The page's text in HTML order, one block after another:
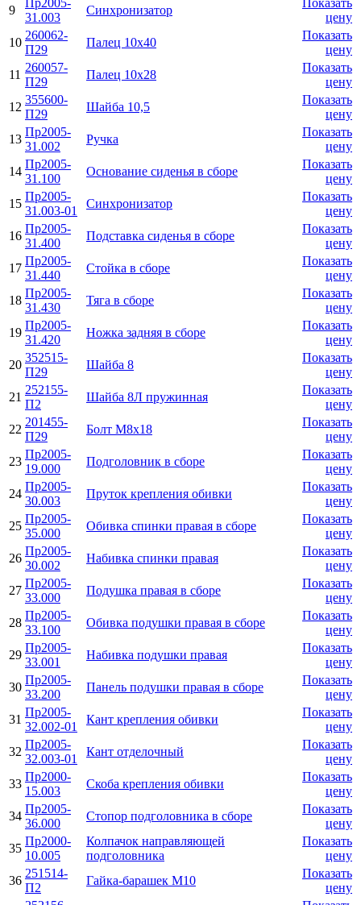
9
31.003
Синхронизатор
цену
10
260062-
П29
Палец 10х40
Показать
цену
11
260057-
П29
Палец 10х28
Показать
цену
12
355600-
П29
Шайба 10,5
Показать
цену
13
Пр2005-
31.002
Ручка
Показать
цену
14
Пр2005-
31.100
Основание сиденья в сборе
Показать
цену
15
Пр2005-
31.003-01
Синхронизатор
Показать
цену
16
Пр2005-
31.400
Подставка сиденья в сборе
Показать
цену
17
Пр2005-
31.440
Стойка в сборе
Показать
цену
18
Пр2005-
31.430
Тяга в сборе
Показать
цену
19
Пр2005-
31.420
Ножка задняя в сборе
Показать
цену
20
352515-
П29
Шайба 8
Показать
цену
21
252155-
П2
Шайба 8Л пружинная
Показать
цену
22
201455-
П29
Болт М8х18
Показать
цену
23
Пр2005-
19.000
Подголовник в сборе
Показать
цену
24
Пр2005-
30.003
Пруток крепления обивки
Показать
цену
25
Пр2005-
35.000
Обивка спинки правая в сборе
Показать
цену
26
Пр2005-
30.002
Набивка спинки правая
Показать
цену
27
Пр2005-
33.000
Подушка правая в сборе
Показать
цену
28
Пр2005-
33.100
Обивка подушки правая в сборе
Показать
цену
29
Пр2005-
33.001
Набивка подушки правая
Показать
цену
30
Пр2005-
33.200
Панель подушки правая в сборе
Показать
цену
31
Пр2005-
32.002-01
Кант крепления обивки
Показать
цену
32
Пр2005-
32.003-01
Кант отделочный
Показать
цену
33
Пр2000-
15.003
Скоба крепления обивки
Показать
цену
34
Пр2005-
36.000
Стопор подголовника в сборе
Показать
цену
35
Пр2000-
10.005
Колпачок направляющей
подголовника
Показать
цену
36
251514-
П2
Гайка-барашек М10
Показать
цену